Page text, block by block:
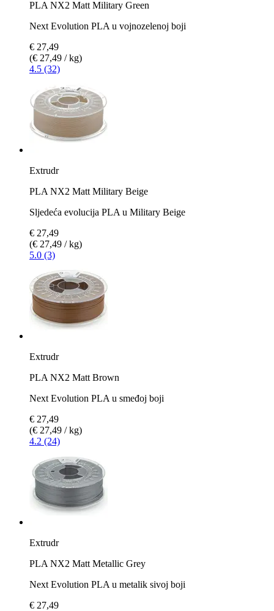
PLA NX2 Matt Military Green
Next Evolution PLA u vojnozelenoj boji
€ 27,49
(€ 27,49 / kg)
4.5 (32)
Extrudr
PLA NX2 Matt Military Beige
Sljedeća evolucija PLA u Military Beige
€ 27,49
(€ 27,49 / kg)
5.0 (3)
Extrudr
PLA NX2 Matt Brown
Next Evolution PLA u smeđoj boji
€ 27,49
(€ 27,49 / kg)
4.2 (24)
Extrudr
PLA NX2 Matt Metallic Grey
Next Evolution PLA u metalik sivoj boji
€ 27,49